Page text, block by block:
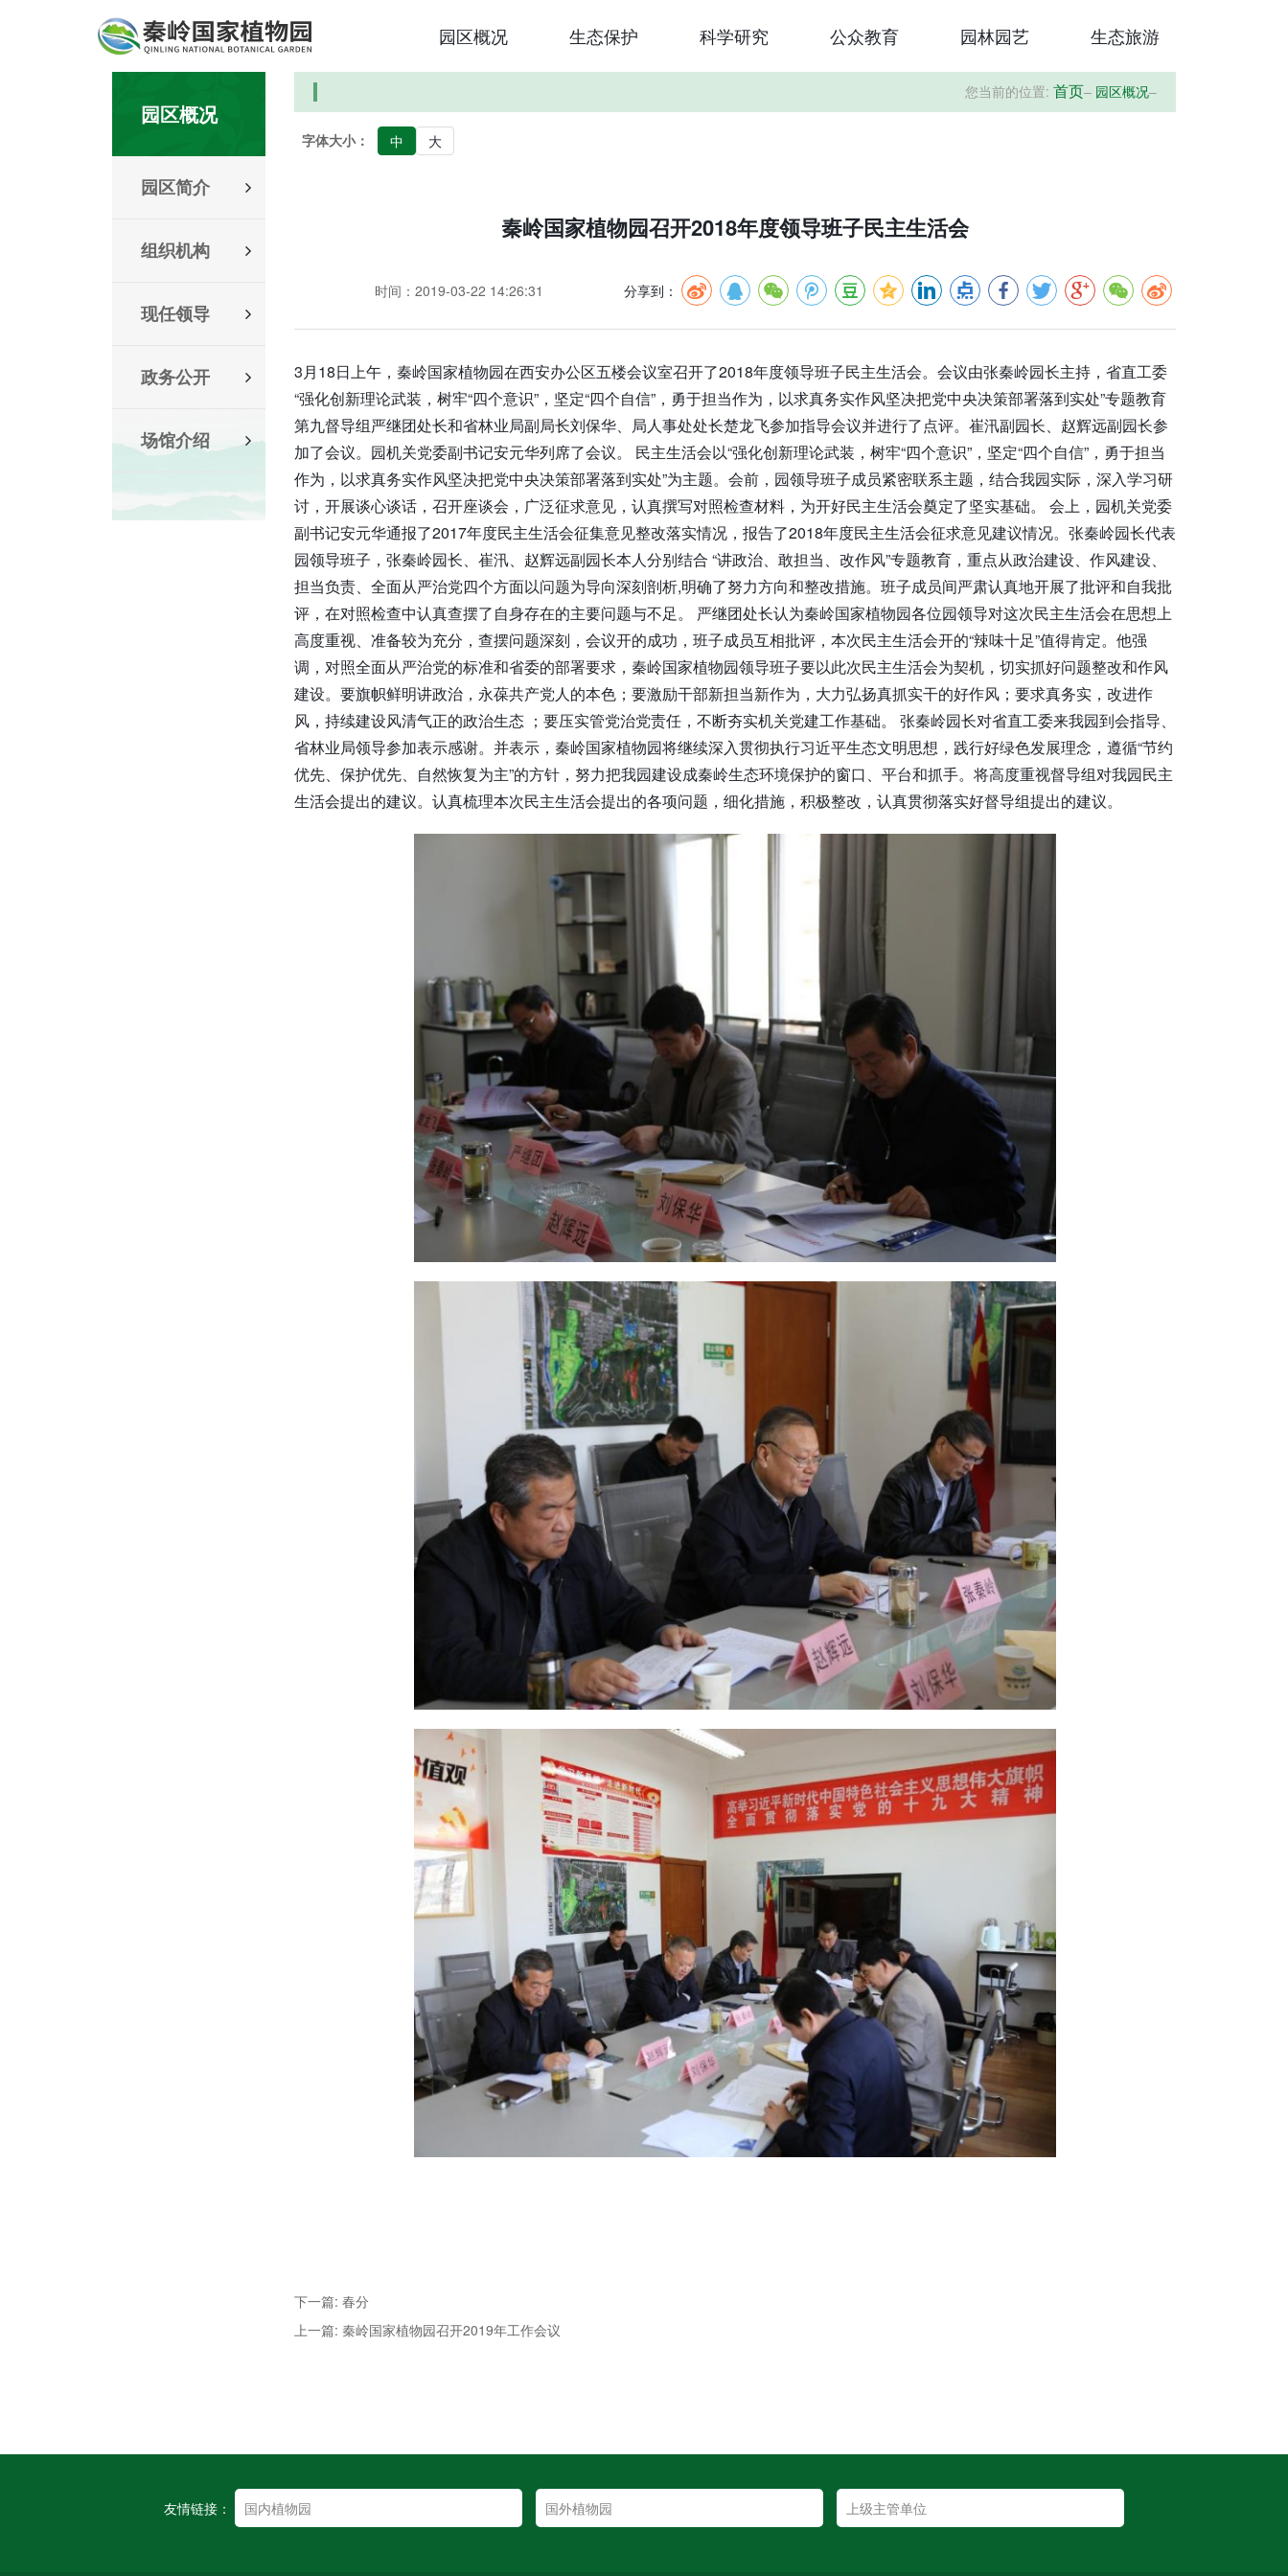
园区概况 生态保护 科学研究 公众教育 园林园艺 生态旅游
园区概况
园区简介
组织机构
现任领导
政务公开
场馆介绍
您当前的位置: 首页– 园区概况–
字体大小： 中 大
秦岭国家植物园召开2018年度领导班子民主生活会
时间：2019-03-22 14:26:31 分享到：
3月18日上午，秦岭国家植物园在西安办公区五楼会议室召开了2018年度领导班子民主生活会。会议由张秦岭园长主持，省直工委
“强化创新理论武装，树牢“四个意识”，坚定“四个自信”，勇于担当作为，以求真务实作风坚决把党中央决策部署落到实处”专题教育
第九督导组严继团处长和省林业局副局长刘保华、局人事处处长楚龙飞参加指导会议并进行了点评。崔汛副园长、赵辉远副园长参
加了会议。园机关党委副书记安元华列席了会议。 民主生活会以“强化创新理论武装，树牢“四个意识”，坚定“四个自信”，勇于担当
作为，以求真务实作风坚决把党中央决策部署落到实处”为主题。会前，园领导班子成员紧密联系主题，结合我园实际，深入学习研
讨，开展谈心谈话，召开座谈会，广泛征求意见，认真撰写对照检查材料，为开好民主生活会奠定了坚实基础。 会上，园机关党委
副书记安元华通报了2017年度民主生活会征集意见整改落实情况，报告了2018年度民主生活会征求意见建议情况。张秦岭园长代表
园领导班子，张秦岭园长、崔汛、赵辉远副园长本人分别结合 “讲政治、敢担当、改作风”专题教育，重点从政治建设、作风建设、
担当负责、全面从严治党四个方面以问题为导向深刻剖析,明确了努力方向和整改措施。班子成员间严肃认真地开展了批评和自我批
评，在对照检查中认真查摆了自身存在的主要问题与不足。 严继团处长认为秦岭国家植物园各位园领导对这次民主生活会在思想上
高度重视、准备较为充分，查摆问题深刻，会议开的成功，班子成员互相批评，本次民主生活会开的“辣味十足”值得肯定。他强
调，对照全面从严治党的标准和省委的部署要求，秦岭国家植物园领导班子要以此次民主生活会为契机，切实抓好问题整改和作风
建设。要旗帜鲜明讲政治，永葆共产党人的本色；要激励干部新担当新作为，大力弘扬真抓实干的好作风；要求真务实，改进作
风，持续建设风清气正的政治生态 ；要压实管党治党责任，不断夯实机关党建工作基础。 张秦岭园长对省直工委来我园到会指导、
省林业局领导参加表示感谢。并表示，秦岭国家植物园将继续深入贯彻执行习近平生态文明思想，践行好绿色发展理念，遵循“节约
优先、保护优先、自然恢复为主”的方针，努力把我园建设成秦岭生态环境保护的窗口、平台和抓手。将高度重视督导组对我园民主
生活会提出的建议。认真梳理本次民主生活会提出的各项问题，细化措施，积极整改，认真贯彻落实好督导组提出的建议。
下一篇: 春分
上一篇: 秦岭国家植物园召开2019年工作会议
友情链接：